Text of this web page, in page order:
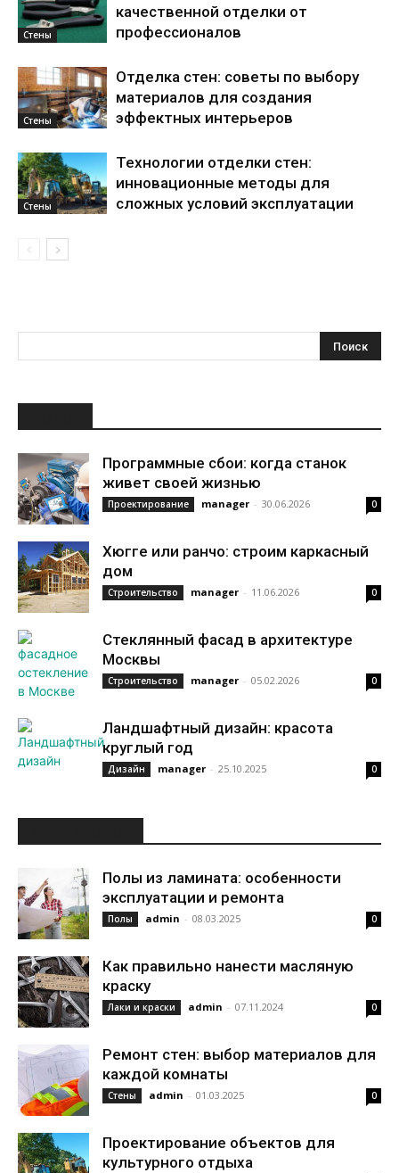
Стены
качественной отделки от
профессионалов
Стены
Отделка стен: советы по выбору
материалов для создания
эффектных интерьеров
Стены
Технологии отделки стен:
инновационные методы для
сложных условий эксплуатации
Программные сбои: когда станок
живет своей жизнью
Проектирование manager - 30.06.2026 0
Хюгге или ранчо: строим каркасный
дом
Строительство manager - 11.06.2026 0
Стеклянный фасад в архитектуре
Москвы
Строительство manager - 05.02.2026 0
Ландшафтный дизайн: красота
круглый год
Дизайн manager - 25.10.2025 0
Полы из ламината: особенности
эксплуатации и ремонта
Полы admin - 08.03.2025 0
Как правильно нанести масляную
краску
Лаки и краски admin - 07.11.2024 0
Ремонт стен: выбор материалов для
каждой комнаты
Стены admin - 01.03.2025 0
Проектирование объектов для
культурного отдыха